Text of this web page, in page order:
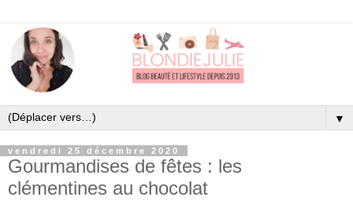
▼
vendredi 25 décembre 2020
Gourmandises de fêtes : les
clémentines au chocolat